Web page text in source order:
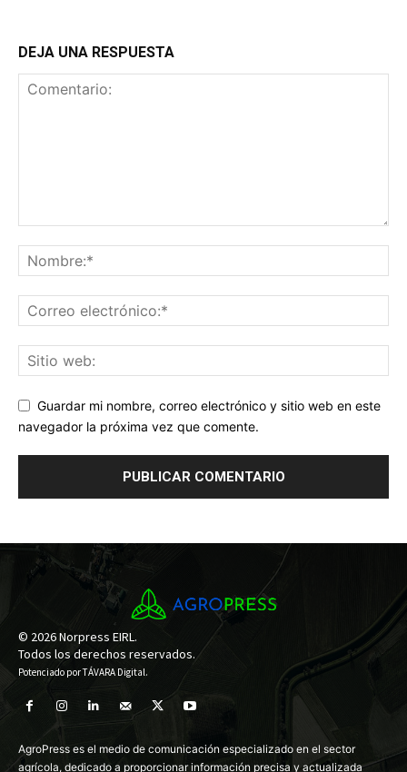
DEJA UNA RESPUESTA
Guardar mi nombre, correo electrónico y sitio web en este
navegador la próxima vez que comente.
© 2026 Norpress EIRL.
Todos los derechos reservados.
Potenciado porTÁVARA Digital.
AgroPress es el medio de comunicación especializado en el sector
agrícola, dedicado a proporcionar información precisa y actualizada